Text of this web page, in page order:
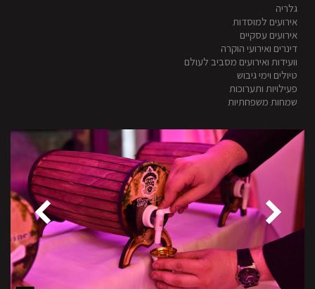
גלריה
אירועים למוסדות
אירועים עסקיים
דינרים ואירועי הוקרה
וועידות ואירועים מסביב לעולם
טיולים וימי גיבוש
פעילויות ותערוכות
שמחות משפחתיות